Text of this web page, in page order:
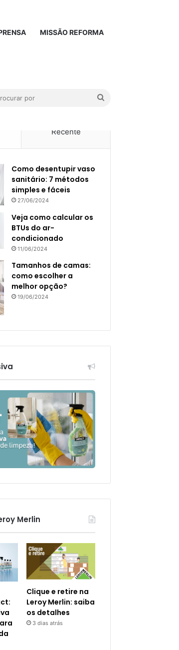
MISSÃO REFORMA
Recente
Como desentupir vaso
sanitário: 7 métodos
simples e fáceis
27/06/2024
Veja como calcular os
BTUs do ar-
condicionado
11/06/2024
Tamanhos de camas:
como escolher a
melhor opção?
19/06/2024
Merlin
Clique e retire na
Leroy Merlin: saiba
os detalhes
3 dias atrás